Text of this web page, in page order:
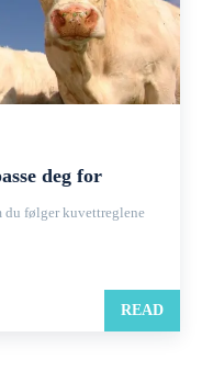
deg for
du følger kuvettreglene
READ